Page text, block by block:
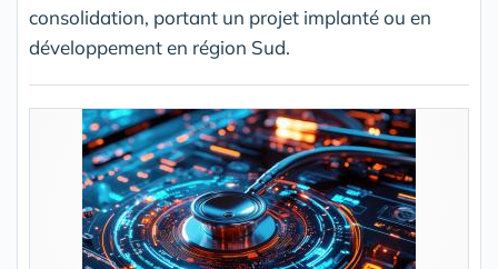
consolidation, portant un projet implanté ou en
développement en région Sud.